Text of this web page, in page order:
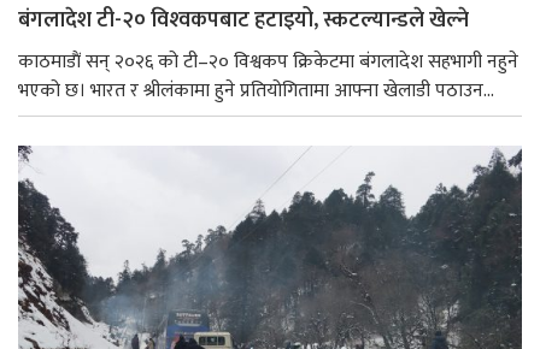
बंगलादेश टी-२० विश्‍वकपबाट हटाइयो, स्कटल्यान्डले खेल्ने
काठमाडाैं सन् २०२६ को टी–२० विश्वकप क्रिकेटमा बंगलादेश सहभागी नहुने
भएको छ। भारत र श्रीलंकामा हुने प्रतियोगितामा आफ्ना खेलाडी पठाउन...